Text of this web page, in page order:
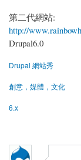
第二代網站:
http://
Drupal6.0
Drupal 網站秀
創意，媒體，文化
6.x